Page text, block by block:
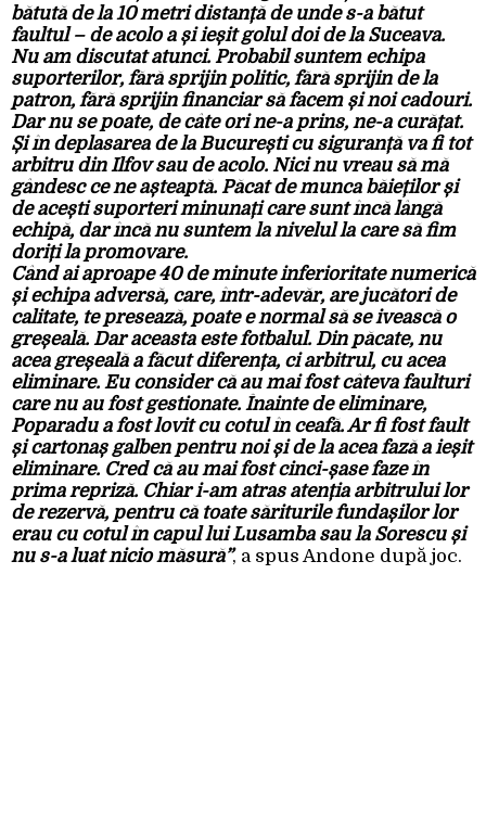
bătută de la 10 metri distanță de unde s-a bătut
faultul – de acolo a și ieșit golul doi de la Suceava.
Nu am discutat atunci. Probabil suntem echipa
suporterilor, fără sprijin politic, fără sprijin de la
patron, fără sprijin financiar să facem și noi cadouri.
Dar nu se poate, de câte ori ne-a prins, ne-a curățat.
Și în deplasarea de la București cu siguranță va fi tot
arbitru din Ilfov sau de acolo. Nici nu vreau să mă
gândesc ce ne așteaptă. Păcat de munca băieților și
de acești suporteri minunați care sunt încă lângă
echipă, dar încă nu suntem la nivelul la care să fim
doriți la promovare.
Când ai aproape 40 de minute inferioritate numerică
și echipa adversă, care, într-adevăr, are jucători de
calitate, te presează, poate e normal să se ivească o
greșeală. Dar aceasta este fotbalul. Din păcate, nu
acea greșeală a făcut diferența, ci arbitrul, cu acea
eliminare. Eu consider că au mai fost câteva faulturi
care nu au fost gestionate. Înainte de eliminare,
Poparadu a fost lovit cu cotul în ceafă. Ar fi fost fault
și cartonaș galben pentru noi și de la acea fază a ieșit
eliminare. Cred că au mai fost cinci-șase faze în
prima repriză. Chiar i-am atras atenția arbitrului lor
de rezervă, pentru că toate săriturile fundașilor lor
erau cu cotul în capul lui Lusamba sau la Sorescu și
nu s-a luat nicio măsură”, a spus Andone după joc.